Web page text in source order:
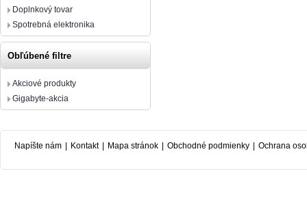
Doplnkový tovar
Spotrebná elektronika
Obľúbené filtre
Akciové produkty
Gigabyte-akcia
Napíšte nám Kontakt Mapa stránok Obchodné podmienky Ochrana